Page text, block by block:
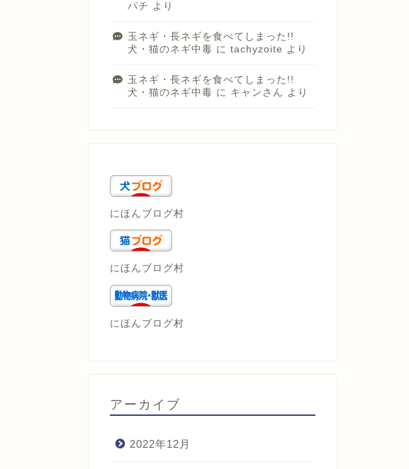
パチ より
玉ネギ・長ネギを食べてしまった!!
犬・猫のネギ中毒 に tachyzoite より
玉ネギ・長ネギを食べてしまった!!
犬・猫のネギ中毒 に キャンさん より
にほんブログ村
にほんブログ村
にほんブログ村
アーカイブ
2022年12月